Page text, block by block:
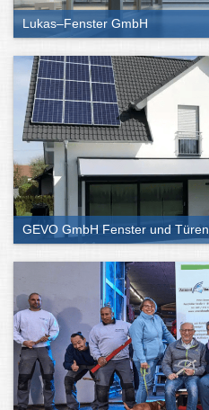
Lukas–Fenster GmbH
GEVO GmbH Fenster und Türen